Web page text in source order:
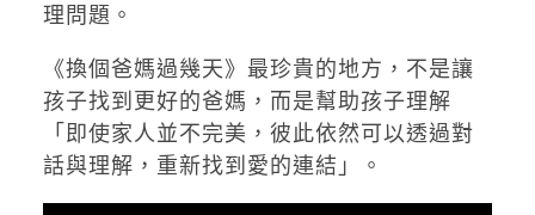
理問題。
《換個爸媽過幾天》最珍貴的地方，不是讓
孩子找到更好的爸媽，而是幫助孩子理解
「即使家人並不完美，彼此依然可以透過對
話與理解，重新找到愛的連結」。